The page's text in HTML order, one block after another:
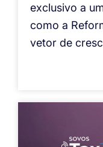
exclusivo a
como a
vetor de